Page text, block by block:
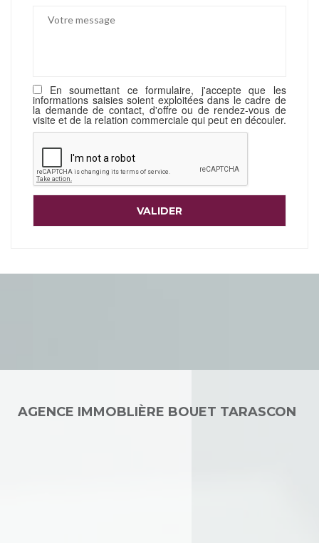
En soumettant ce formulaire, j'accepte que les
informations saisies soient exploitées dans le cadre de
la demande de contact, d'offre ou de rendez-vous de
visite et de la relation commerciale qui peut en découler.
AGENCE IMMOBLIÈRE BOUET TARASCON